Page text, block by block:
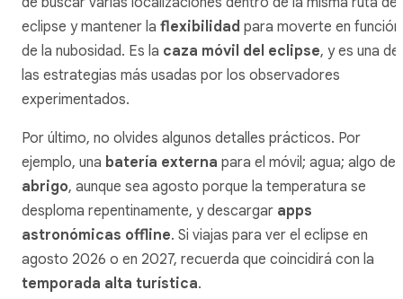
eclipse y mantener la flexibilidad para moverte en función
de la nubosidad. Es la caza móvil del eclipse, y es una de
las estrategias más usadas por los observadores
experimentados.
Por último, no olvides algunos detalles prácticos. Por
ejemplo, una batería externa para el móvil; agua; algo de
abrigo, aunque sea agosto porque la temperatura se
desploma repentinamente, y descargar apps
astronómicas offline. Si viajas para ver el eclipse en
agosto 2026 o en 2027, recuerda que coincidirá con la
temporada alta turística.